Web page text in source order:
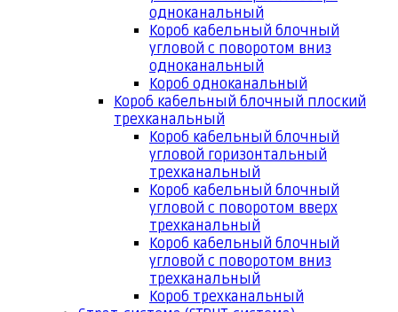
одноканальный
Короб кабельный блочный
угловой с поворотом вниз
одноканальный
Короб одноканальный
Короб кабельный блочный плоский
трехканальный
Короб кабельный блочный
угловой горизонтальный
трехканальный
Короб кабельный блочный
угловой с поворотом вверх
трехканальный
Короб кабельный блочный
угловой с поворотом вниз
трехканальный
Короб трехканальный